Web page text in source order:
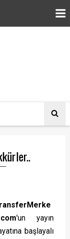
'un yayın
başlayalı